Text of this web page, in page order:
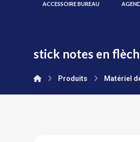
ACCESSOIRE BUREAU
stick notes en
Produits Matériel